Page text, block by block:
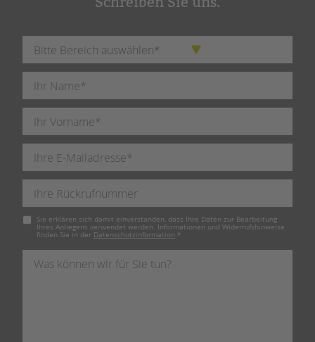
Pflichtfeld
Sie erklären sich damit einverstanden, dass Ihre Daten zur Bearbeitung
Ihres Anliegens verwendet werden. Informationen und Widerrufshinweise
finden Sie in der Datenschutzinformation. *